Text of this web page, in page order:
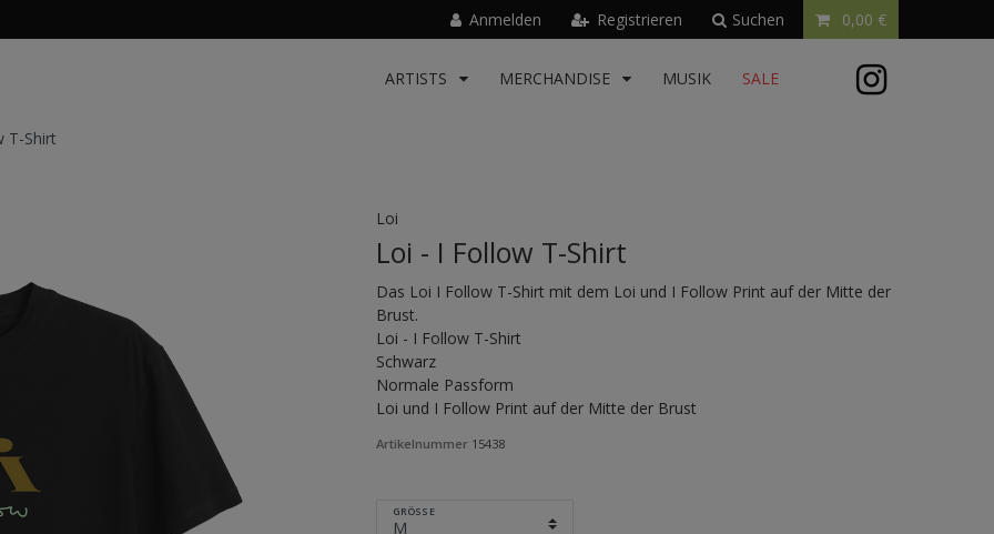
Anmelden Registrieren Suchen 0,00 €
ARTISTS MERCHANDISE MUSIK SALE
T-Shirt
Loi
Loi - I Follow T-Shirt
Das Loi I Follow T-Shirt mit dem Loi und I Follow Print auf der Mitte der
Brust.
Loi - I Follow T-Shirt
Schwarz
Normale Passform
Loi und I Follow Print auf der Mitte der Brust
Artikelnummer 15438
GRÖSSE